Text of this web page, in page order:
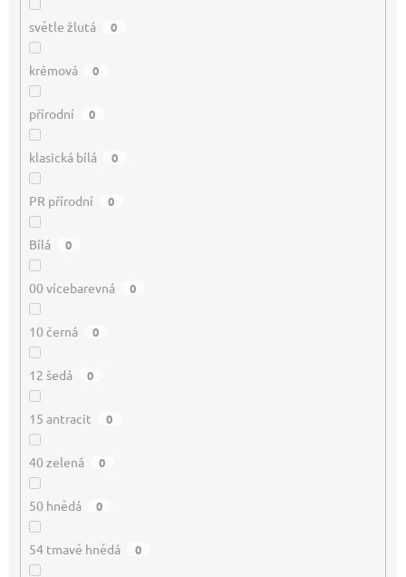
světle žlutá 0
krémová 0
přírodní 0
klasická bílá 0
PR přírodní 0
Bílá 0
00 vícebarevná 0
10 černá 0
12 šedá 0
15 antracit 0
40 zelená 0
50 hnědá 0
54 tmavě hnědá 0